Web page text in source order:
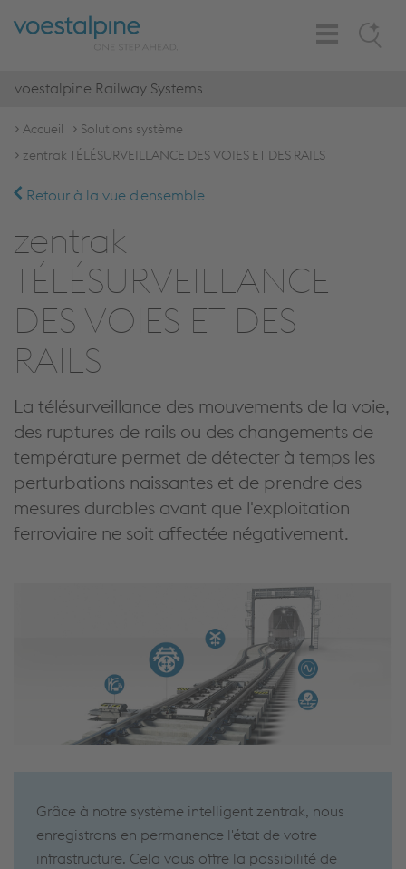
Search
Toggle
Navigation
voestalpine Railway Systems
Accueil
Solutions système
zentrak TÉLÉSURVEILLANCE DES VOIES ET DES RAILS
Retour à la vue d'ensemble
zentrak
TÉLÉSURVEILLANCE
DES VOIES ET DES
RAILS
La télésurveillance des mouvements de la voie,
des ruptures de rails ou des changements de
température permet de détecter à temps les
perturbations naissantes et de prendre des
mesures durables avant que l'exploitation
ferroviaire ne soit affectée négativement.
Grâce à notre système intelligent zentrak, nous
enregistrons en permanence l'état de votre
infrastructure. Cela vous offre la possibilité de